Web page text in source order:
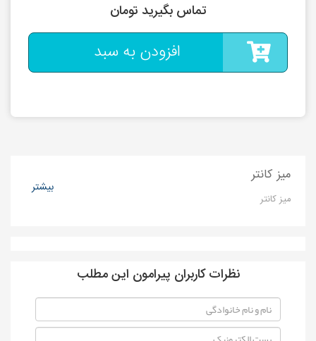
تماس بگیرید تومان
افزودن به سبد
میز کانتر
میز کانتر
بیشتر
نظرات کاربران پیرامون این مطلب